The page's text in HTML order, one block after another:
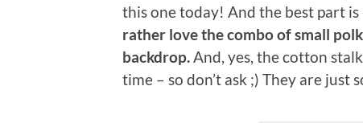
this one today! And the best part
rather love the combo of small
backdrop. And, yes, the cotton
time – so don’t ask ;) They are just